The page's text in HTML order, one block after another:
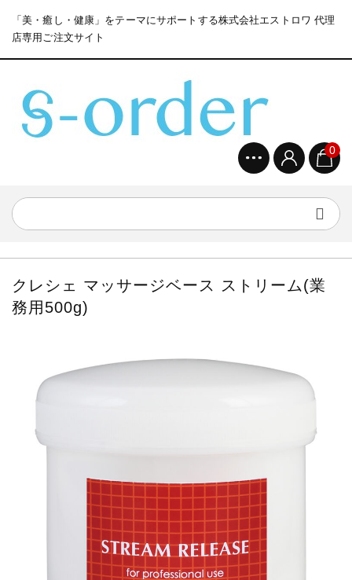
「美・癒し・健康」をテーマにサポートする株式会社エストロワ 代理
店専用ご注文サイト
0
クレシェ マッサージベース ストリーム(業
務用500g)